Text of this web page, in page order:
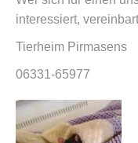
interessiert,
Tierheim Pirmasens
06331-65977